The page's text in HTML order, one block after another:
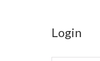
Login